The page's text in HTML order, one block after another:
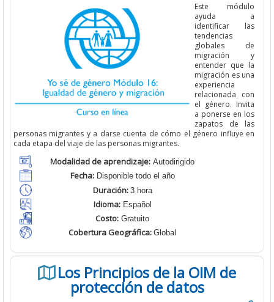
Este módulo
ayuda a
identificar las
tendencias
globales de
migración y
entender que la
migración es una
experiencia
relacionada con
el género. Invita
a ponerse en los
zapatos de las
personas migrantes y a darse cuenta de cómo el género influye en
cada etapa del viaje de las personas migrantes.
Modalidad de aprendizaje: Autodirigido
Fecha:Disponible todo el año
Duración: 3 hora
Idioma:Español
Costo: Gratuito
Cobertura Geográfica: Global
Los Principios de la OIM de
protección de datos